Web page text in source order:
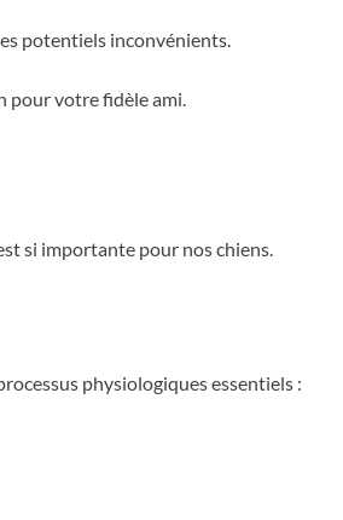
potentiels inconvénients.
pour votre fidèle ami.
si importante pour nos chiens.
physiologiques essentiels :